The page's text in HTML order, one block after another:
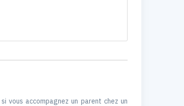
vous accompagnez un parent chez un